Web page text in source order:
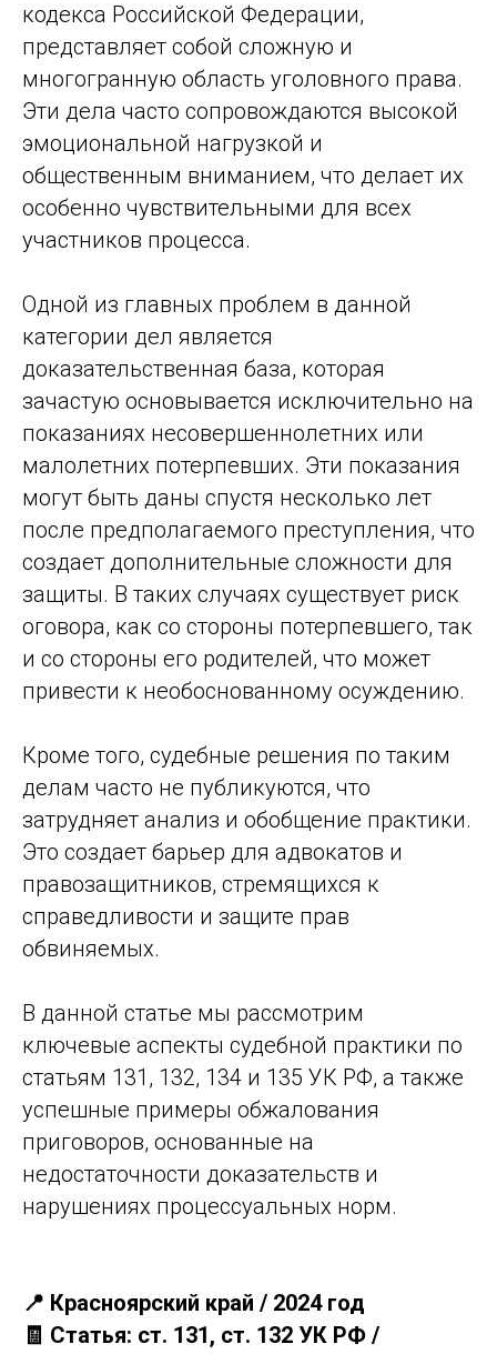
кодекса Российской Федерации,
представляет собой сложную и
многогранную область уголовного права.
Эти дела часто сопровождаются высокой
эмоциональной нагрузкой и
общественным вниманием, что делает их
особенно чувствительными для всех
участников процесса.
Одной из главных проблем в данной
категории дел является
доказательственная база, которая
зачастую основывается исключительно на
показаниях несовершеннолетних или
малолетних потерпевших. Эти показания
могут быть даны спустя несколько лет
после предполагаемого преступления, что
создает дополнительные сложности для
защиты. В таких случаях существует риск
оговора, как со стороны потерпевшего, так
и со стороны его родителей, что может
привести к необоснованному осуждению.
Кроме того, судебные решения по таким
делам часто не публикуются, что
затрудняет анализ и обобщение практики.
Это создает барьер для адвокатов и
правозащитников, стремящихся к
справедливости и защите прав
обвиняемых.
В данной статье мы рассмотрим
ключевые аспекты судебной практики по
статьям 131, 132, 134 и 135 УК РФ, а также
успешные примеры обжалования
приговоров, основанные на
недостаточности доказательств и
нарушениях процессуальных норм.
📍 Красноярский край / 2024 год
🧾 Статья: ст. 131, ст. 132 УК РФ /